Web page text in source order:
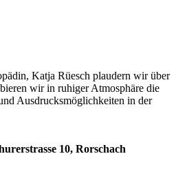
Katja Rüesch plaudern wir über
wir in ruhiger Atmosphäre die
Ausdrucksmöglichkeiten in der
10, Rorschach